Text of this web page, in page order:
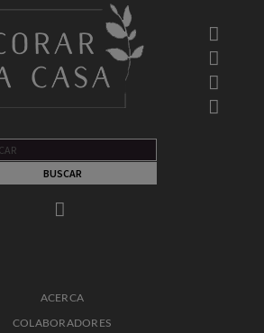
ACERCA
COLABORADORES